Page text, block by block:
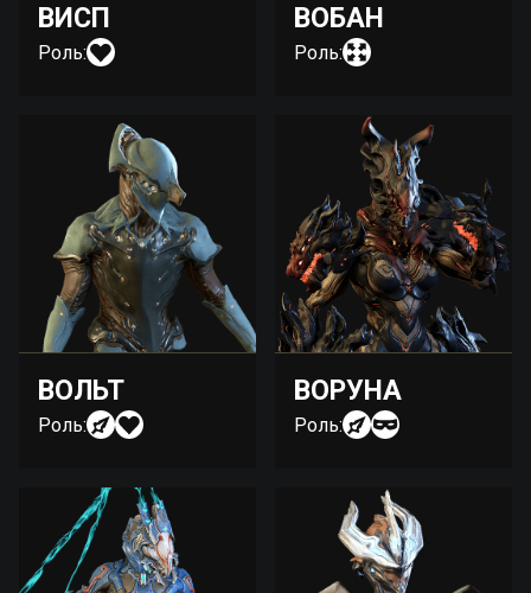
ВИСП
Роль:
ВОБАН
Роль:
ВОЛЬТ
Роль:
ВОРУНА
Роль: